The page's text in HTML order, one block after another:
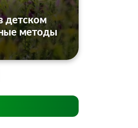
детском
методы